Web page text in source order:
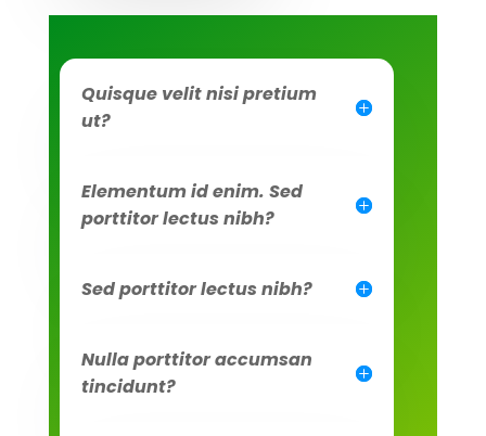
Quisque velit nisi pretium
ut?
Elementum id enim. Sed
porttitor lectus nibh?
Sed porttitor lectus nibh?
Nulla porttitor accumsan
tincidunt?